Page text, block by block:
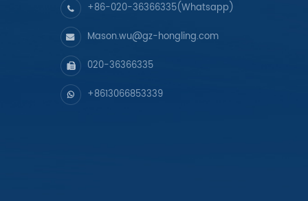
+86-020-36366335(Whatsapp)
Mason.wu@gz-hongling.com
020-36366335
+8613066853339